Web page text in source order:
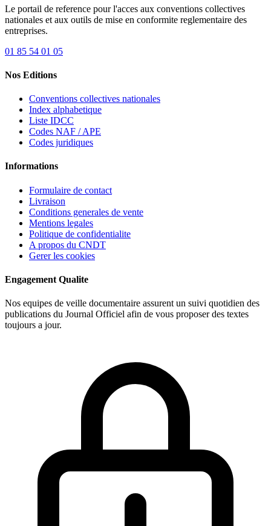
Le portail de reference pour l'acces aux conventions collectives
nationales et aux outils de mise en conformite reglementaire des
entreprises.
01 85 54 01 05
Nos Editions
Conventions collectives nationales
Index alphabetique
Liste IDCC
Codes NAF / APE
Codes juridiques
Informations
Formulaire de contact
Livraison
Conditions generales de vente
Mentions legales
Politique de confidentialite
A propos du CNDT
Gerer les cookies
Engagement Qualite
Nos equipes de veille documentaire assurent un suivi quotidien des
publications du Journal Officiel afin de vous proposer des textes
toujours a jour.